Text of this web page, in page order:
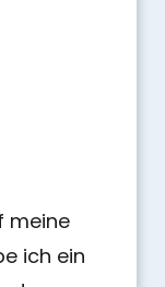
meine
ich ein